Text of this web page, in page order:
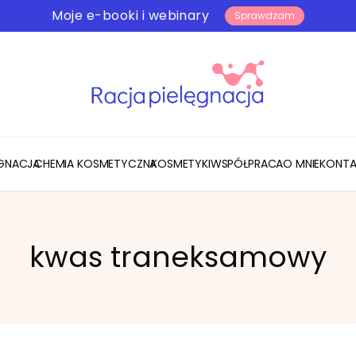
Moje e-booki i webinary Sprawdzam
CHEMIA KOSMETYCZNAKOSMETYKIWSPÓŁPRACAO MNIE
kwas traneksamowy